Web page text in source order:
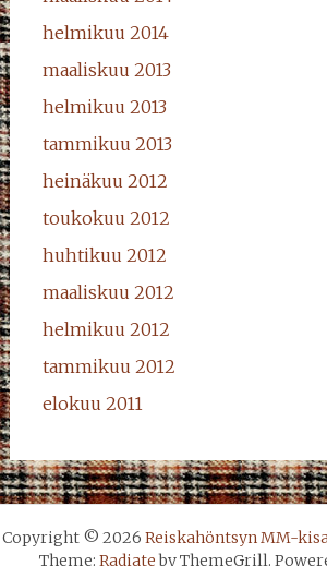
helmikuu 2014
maaliskuu 2013
helmikuu 2013
tammikuu 2013
heinäkuu 2012
toukokuu 2012
huhtikuu 2012
maaliskuu 2012
helmikuu 2012
tammikuu 2012
elokuu 2011
Copyright © 2026 Reiskahöntsyn MM-
Theme: Radiateby ThemeGrill.